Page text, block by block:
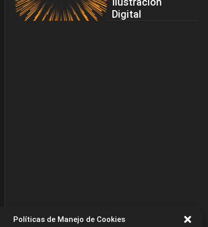
Políticas de Manejo de Cookies
Digital